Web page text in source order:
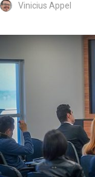
Vinicius Appel